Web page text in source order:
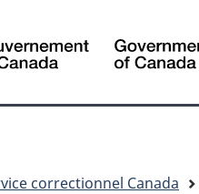
correctionnel Canada